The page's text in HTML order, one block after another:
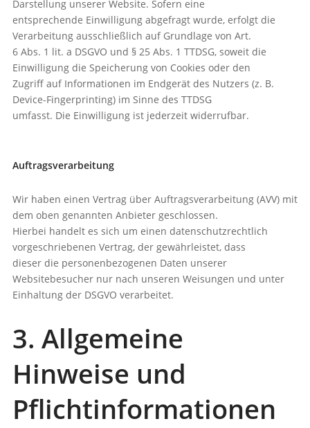
Darstellung unserer Website. Sofern eine
entsprechende Einwilligung abgefragt wurde, erfolgt die
Verarbeitung ausschließlich auf Grundlage von Art.
6 Abs. 1 lit. a DSGVO und § 25 Abs. 1 TTDSG, soweit die
Einwilligung die Speicherung von Cookies oder den
Zugriff auf Informationen im Endgerät des Nutzers (z. B.
Device-Fingerprinting) im Sinne des TTDSG
umfasst. Die Einwilligung ist jederzeit widerrufbar.
Auftragsverarbeitung
Wir haben einen Vertrag über Auftragsverarbeitung (AVV) mit
dem oben genannten Anbieter geschlossen.
Hierbei handelt es sich um einen datenschutzrechtlich
vorgeschriebenen Vertrag, der gewährleistet, dass
dieser die personenbezogenen Daten unserer
Websitebesucher nur nach unseren Weisungen und unter
Einhaltung der DSGVO verarbeitet.
3. Allgemeine
Hinweise und
Pflichtinformationen